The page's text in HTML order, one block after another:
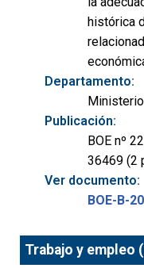
histórica
Departamento:
Publicación:
BOE nº
36469 (2
Ver documento:
BOE-B-
Trabajo y empleo